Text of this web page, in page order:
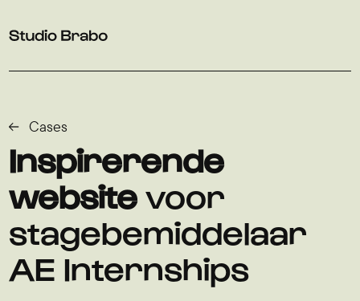
Cases
Inspirerende
website voor
stagebemiddelaar
AE Internships